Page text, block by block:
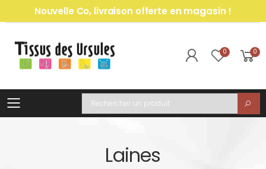
Nouvelle Co, livraison offerte en magasin !
0 0
Toggle mobile menu
Recherche
Laines